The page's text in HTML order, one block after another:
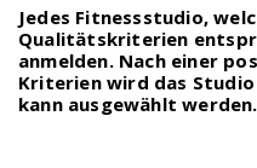
Jedes Fitnessstudio,
Qualitätskriterien
anmelden. Nach einer
Kriterien wird das
kann ausgewählt werden.